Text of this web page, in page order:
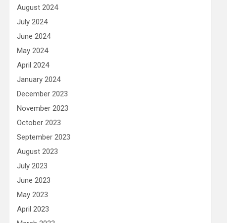
August 2024
July 2024
June 2024
May 2024
April 2024
January 2024
December 2023
November 2023
October 2023
September 2023
August 2023
July 2023
June 2023
May 2023
April 2023